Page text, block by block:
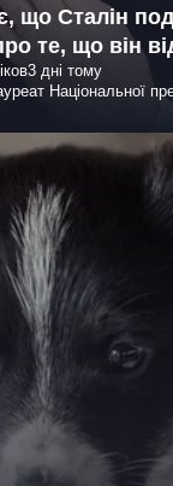
що Сталін
те, що він
3 дні тому
Національної